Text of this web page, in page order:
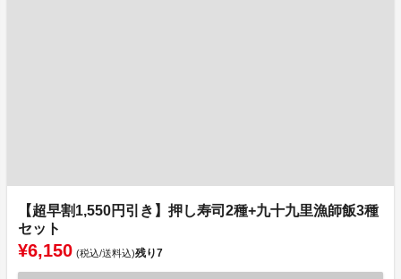
【超早割1,550円引き】押し寿司2種+九十九里漁師飯3種
セット
¥6,150 (税込/送料込)残り7